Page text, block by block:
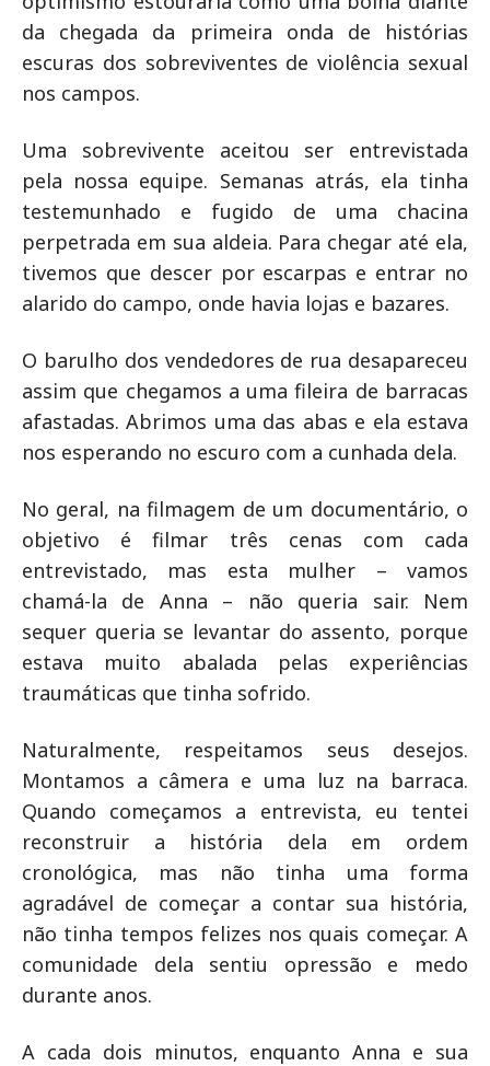
da chegada da primeira onda de histórias
escuras dos sobreviventes de violência sexual
nos campos.
Uma sobrevivente aceitou ser entrevistada
pela nossa equipe. Semanas atrás, ela tinha
testemunhado e fugido de uma chacina
perpetrada em sua aldeia. Para chegar até ela,
tivemos que descer por escarpas e entrar no
alarido do campo, onde havia lojas e bazares.
O barulho dos vendedores de rua desapareceu
assim que chegamos a uma fileira de barracas
afastadas. Abrimos uma das abas e ela estava
nos esperando no escuro com a cunhada dela.
No geral, na filmagem de um documentário, o
objetivo é filmar três cenas com cada
entrevistado, mas esta mulher – vamos
chamá-la de Anna – não queria sair. Nem
sequer queria se levantar do assento, porque
estava muito abalada pelas experiências
traumáticas que tinha sofrido.
Naturalmente, respeitamos seus desejos.
Montamos a câmera e uma luz na barraca.
Quando começamos a entrevista, eu tentei
reconstruir a história dela em ordem
cronológica, mas não tinha uma forma
agradável de começar a contar sua história,
não tinha tempos felizes nos quais começar. A
comunidade dela sentiu opressão e medo
durante anos.
A cada dois minutos, enquanto Anna e sua